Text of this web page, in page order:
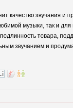
качество звучания
музыки, так и
товара,
звучанием и